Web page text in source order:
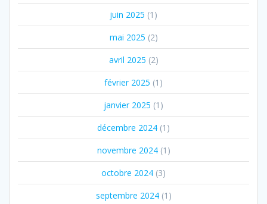
juin 2025 (1)
mai 2025 (2)
avril 2025 (2)
février 2025 (1)
janvier 2025 (1)
décembre 2024 (1)
novembre 2024(1)
octobre 2024 (3)
septembre 2024(1)